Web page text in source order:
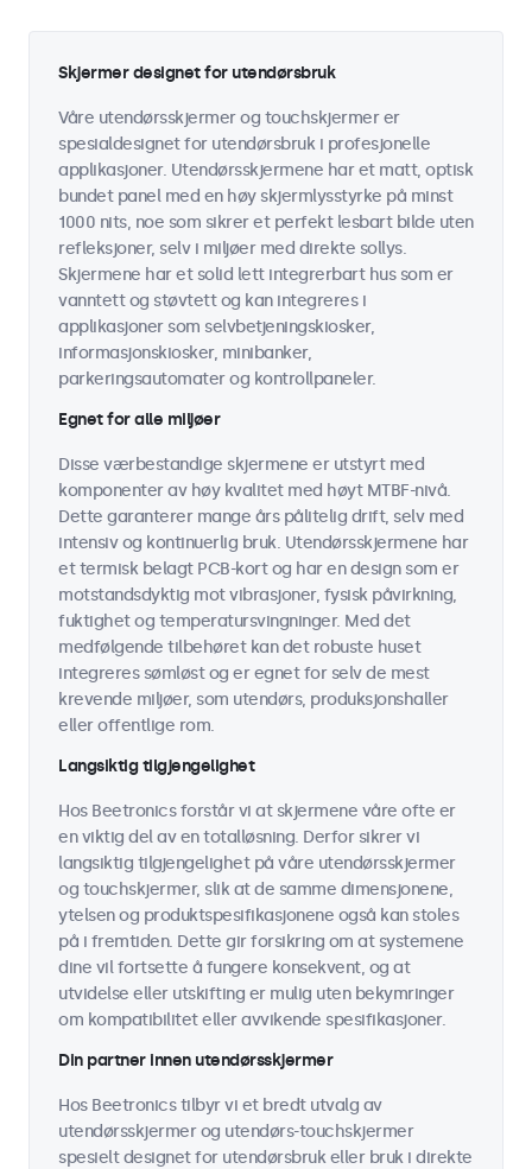
Skjermer designet for utendørsbruk
Våre utendørsskjermer og touchskjermer er
spesialdesignet for utendørsbruk i profesjonelle
applikasjoner. Utendørsskjermene har et matt, optisk
bundet panel med en høy skjermlysstyrke på minst
1000 nits, noe som sikrer et perfekt lesbart bilde uten
refleksjoner, selv i miljøer med direkte sollys.
Skjermene har et solid lett integrerbart hus som er
vanntett og støvtett og kan integreres i
applikasjoner som selvbetjeningskiosker,
informasjonskiosker, minibanker,
parkeringsautomater og kontrollpaneler.
Egnet for alle miljøer
Disse værbestandige skjermene er utstyrt med
komponenter av høy kvalitet med høyt MTBF-nivå.
Dette garanterer mange års pålitelig drift, selv med
intensiv og kontinuerlig bruk. Utendørsskjermene har
et termisk belagt PCB-kort og har en design som er
motstandsdyktig mot vibrasjoner, fysisk påvirkning,
fuktighet og temperatursvingninger. Med det
medfølgende tilbehøret kan det robuste huset
integreres sømløst og er egnet for selv de mest
krevende miljøer, som utendørs, produksjonshaller
eller offentlige rom.
Langsiktig tilgjengelighet
Hos Beetronics forstår vi at skjermene våre ofte er
en viktig del av en totalløsning. Derfor sikrer vi
langsiktig tilgjengelighet på våre utendørsskjermer
og touchskjermer, slik at de samme dimensjonene,
ytelsen og produktspesifikasjonene også kan stoles
på i fremtiden. Dette gir forsikring om at systemene
dine vil fortsette å fungere konsekvent, og at
utvidelse eller utskifting er mulig uten bekymringer
om kompatibilitet eller avvikende spesifikasjoner.
Din partner innen utendørsskjermer
Hos Beetronics tilbyr vi et bredt utvalg av
utendørsskjermer og utendørs-touchskjermer
spesielt designet for utendørsbruk eller bruk i direkte